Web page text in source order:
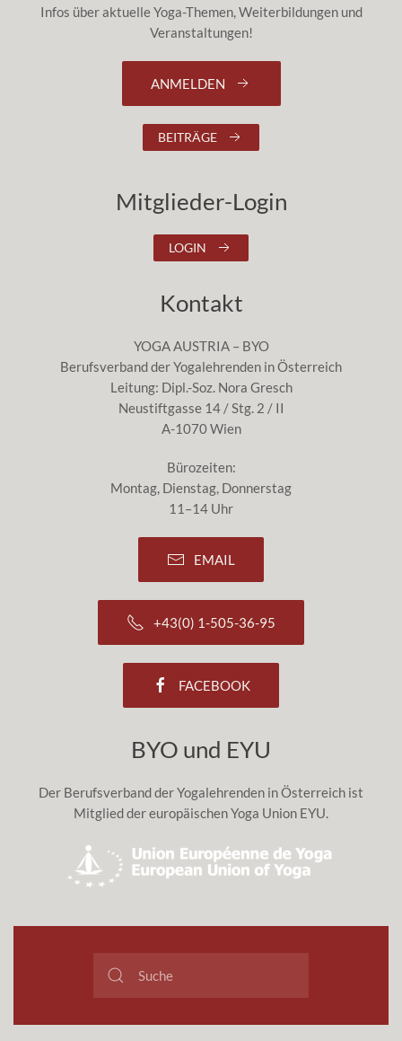
Infos über aktuelle Yoga-Themen, Weiterbildungen und
Veranstaltungen!
ANMELDEN
BEITRÄGE
Mitglieder-Login
LOGIN
Kontakt
YOGA AUSTRIA – BYO
Berufsverband der Yogalehrenden in Österreich
Leitung: Dipl.-Soz. Nora Gresch
Neustiftgasse 14 / Stg. 2 / II
A-1070 Wien
Bürozeiten:
Montag, Dienstag, Donnerstag
11–14 Uhr
EMAIL
+43(0) 1-505-36-95
FACEBOOK
BYO und EYU
Der Berufsverband der Yogalehrenden in Österreich ist
Mitglied der europäischen Yoga Union EYU.